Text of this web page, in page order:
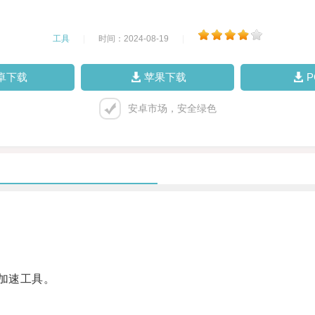
工具 时间：2024-08-19
下载 苹果下载
安卓市场，安全绿色
工具。